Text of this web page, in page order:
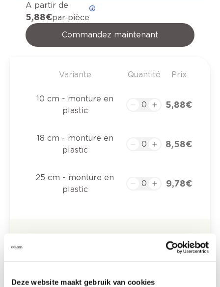
Deze website maakt gebruik van cookies
A partir de
5,88 €par pièce
Commandez maintenant
Variante Quantité Prix
10 cm - monture en
plastic
5,88 €
18 cm - monture en
plastic
8,58 €
25 cm - monture en
plastic
9,78 €
0,00 €
Options de livraison